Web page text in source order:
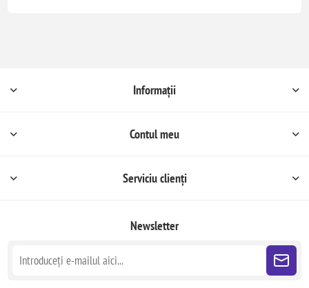
Informații
Contul meu
Serviciu clienți
Newsletter